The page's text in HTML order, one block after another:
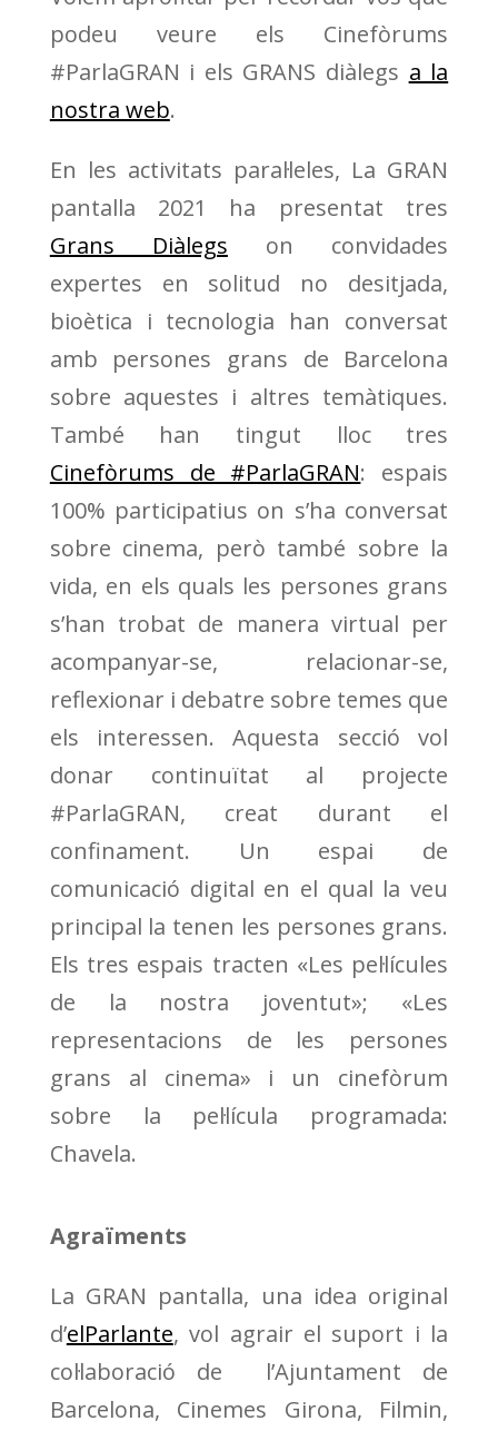
podeu veure els Cinefòrums
#ParlaGRAN i els GRANS diàlegs a la
nostra web.
En les activitats paral·leles, La GRAN
pantalla 2021 ha presentat tres
Grans Diàlegs on convidades
expertes en solitud no desitjada,
bioètica i tecnologia han conversat
amb persones grans de Barcelona
sobre aquestes i altres temàtiques.
També han tingut lloc tres
Cinefòrums de #ParlaGRAN: espais
100% participatius on s’ha conversat
sobre cinema, però també sobre la
vida, en els quals les persones grans
s’han trobat de manera virtual per
acompanyar-se, relacionar-se,
reflexionar i debatre sobre temes que
els interessen. Aquesta secció vol
donar continuïtat al projecte
#ParlaGRAN, creat durant el
confinament. Un espai de
comunicació digital en el qual la veu
principal la tenen les persones grans.
Els tres espais tracten «Les pel·lícules
de la nostra joventut»; «Les
representacions de les persones
grans al cinema» i un cinefòrum
sobre la pel·lícula programada:
Chavela.
Agraïments
La GRAN pantalla, una idea original
d’elParlante, vol agrair el suport i la
col·laboració de l’Ajuntament de
Barcelona, Cinemes Girona, Filmin,